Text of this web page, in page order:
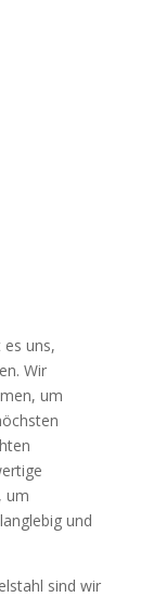
uns,
Wir
um
um
und
sind wir